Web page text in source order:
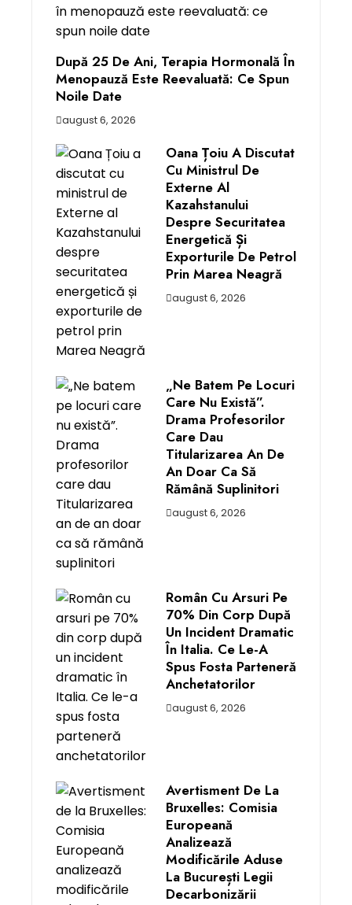
După 25 De Ani, Terapia Hormonală În
Menopauză Este Reevaluată: Ce Spun
Noile Date
august 6, 2026
Oana Țoiu A Discutat
Cu Ministrul De
Externe Al
Kazahstanului
Despre Securitatea
Energetică Și
Exporturile De Petrol
Prin Marea Neagră
august 6, 2026
„Ne Batem Pe Locuri
Care Nu Există”.
Drama Profesorilor
Care Dau
Titularizarea An De
An Doar Ca Să
Rămână Suplinitori
august 6, 2026
Român Cu Arsuri Pe
70% Din Corp După
Un Incident Dramatic
În Italia. Ce Le-A
Spus Fosta Parteneră
Anchetatorilor
august 6, 2026
Avertisment De La
Bruxelles: Comisia
Europeană
Analizează
Modificările Aduse
La București Legii
Decarbonizării